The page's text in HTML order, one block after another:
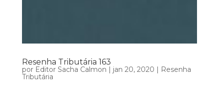
Resenha Tributária 163
por Editor Sacha Calmon | jan 20, 2020 | Resenha
Tributária